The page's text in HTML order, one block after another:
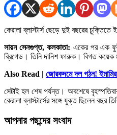
কেরালা ব্লাস্টার্স ছেড়ে দুই বছরের
সায়ন সেনগুপ্ত, কলকাতা: একের পর এক
ব্রিগেড। তিনি দানিশ ফারুক। বিগত কয়েক
Also Read | জোরকদমে দল গঠন! ইমামির
সেটাই হল শেষ পর্যন্ত। অবশেষে
কেরালা ব্লাস্টার্সের সঙ্গে যুক্ত ছিলেন
আপনার পছন্দের সংবাদ